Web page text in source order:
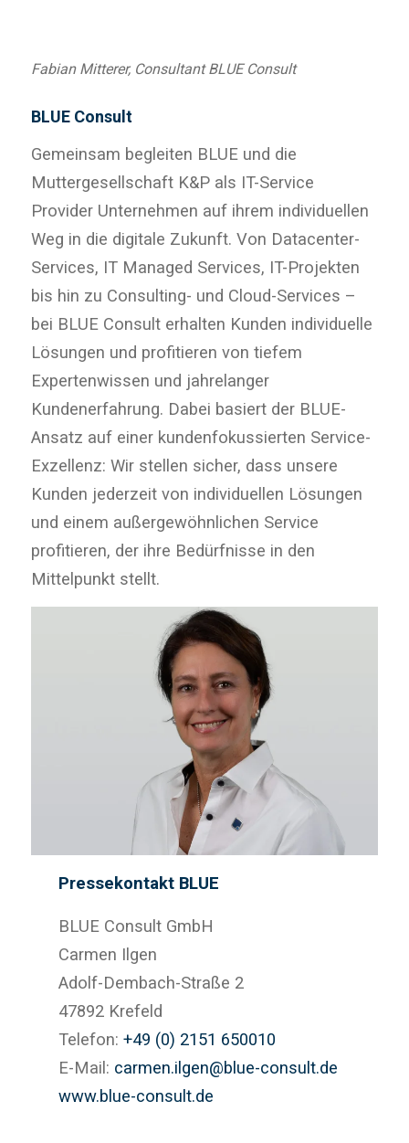
Muttergesellschaft K&P als IT-Service
Services, IT Managed Services, IT-Projekten
bis hin zu Consulting- und Cloud-Services –
bei BLUE Consult erhalten Kunden individuelle
Lösungen und profitieren von tiefem
Expertenwissen und jahrelanger
Kundenerfahrung. Dabei basiert der BLUE-
Ansatz auf einer kundenfokussierten Service-
Exzellenz: Wir stellen sicher, dass unsere
Kunden jederzeit von individuellen Lösungen
und einem außergewöhnlichen Service
profitieren, der ihre Bedürfnisse in den
Mittelpunkt stellt.
Pressekontakt BLUE
BLUE Consult GmbH
Carmen Ilgen
Adolf-Dembach-Straße 2
Telefon:+49 (0) 2151 650010
E-Mail:carmen.ilgen@blue-consult.de
www.blue-consult.de